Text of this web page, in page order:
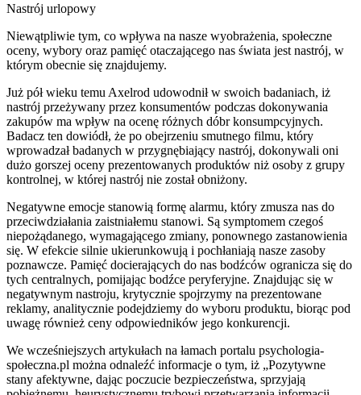
Nastrój urlopowy
Niewątpliwie tym, co wpływa na nasze wyobrażenia, społeczne
oceny, wybory oraz pamięć otaczającego nas świata jest nastrój, w
którym obecnie się znajdujemy.
Już pół wieku temu Axelrod udowodnił w swoich badaniach, iż
nastrój przeżywany przez konsumentów podczas dokonywania
zakupów ma wpływ na ocenę różnych dóbr konsumpcyjnych.
Badacz ten dowiódł, że po obejrzeniu smutnego filmu, który
wprowadzał badanych w przygnębiający nastrój, dokonywali oni
dużo gorszej oceny prezentowanych produktów niż osoby z grupy
kontrolnej, w której nastrój nie został obniżony.
Negatywne emocje stanowią formę alarmu, który zmusza nas do
przeciwdziałania zaistniałemu stanowi. Są symptomem czegoś
niepożądanego, wymagającego zmiany, ponownego zastanowienia
się. W efekcie silnie ukierunkowują i pochłaniają nasze zasoby
poznawcze. Pamięć docierających do nas bodźców ogranicza się do
tych centralnych, pomijając bodźce peryferyjne. Znajdując się w
negatywnym nastroju, krytycznie spojrzymy na prezentowane
reklamy, analitycznie podejdziemy do wyboru produktu, biorąc pod
uwagę również ceny odpowiedników jego konkurencji.
We wcześniejszych artykułach na łamach portalu psychologia-
społeczna.pl można odnaleźć informacje o tym, iż „Pozytywne
stany afektywne, dając poczucie bezpieczeństwa, sprzyjają